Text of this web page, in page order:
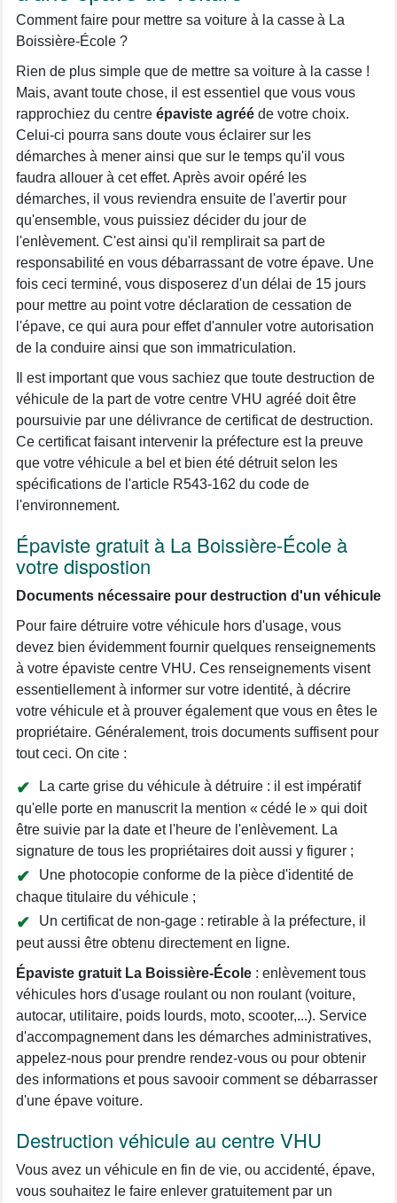
Comment faire pour mettre sa voiture à la casse à La
Boissière-École ?
Rien de plus simple que de mettre sa voiture à la casse !
Mais, avant toute chose, il est essentiel que vous vous
rapprochiez du centre épaviste agréé de votre choix.
Celui-ci pourra sans doute vous éclairer sur les
démarches à mener ainsi que sur le temps qu'il vous
faudra allouer à cet effet. Après avoir opéré les
démarches, il vous reviendra ensuite de l'avertir pour
qu'ensemble, vous puissiez décider du jour de
l'enlèvement. C'est ainsi qu'il remplirait sa part de
responsabilité en vous débarrassant de votre épave. Une
fois ceci terminé, vous disposerez d'un délai de 15 jours
pour mettre au point votre déclaration de cessation de
l'épave, ce qui aura pour effet d'annuler votre autorisation
de la conduire ainsi que son immatriculation.
Il est important que vous sachiez que toute destruction de
véhicule de la part de votre centre VHU agréé doit être
poursuivie par une délivrance de certificat de destruction.
Ce certificat faisant intervenir la préfecture est la preuve
que votre véhicule a bel et bien été détruit selon les
spécifications de l'article R543-162 du code de
l'environnement.
Épaviste gratuit à La Boissière-École à
votre dispostion
Documents nécessaire pour destruction d'un véhicule
Pour faire détruire votre véhicule hors d'usage, vous
devez bien évidemment fournir quelques renseignements
à votre épaviste centre VHU. Ces renseignements visent
essentiellement à informer sur votre identité, à décrire
votre véhicule et à prouver également que vous en êtes le
propriétaire. Généralement, trois documents suffisent pour
tout ceci. On cite :
La carte grise du véhicule à détruire : il est impératif
qu'elle porte en manuscrit la mention « cédé le » qui doit
être suivie par la date et l'heure de l'enlèvement. La
signature de tous les propriétaires doit aussi y figurer ;
Une photocopie conforme de la pièce d'identité de
chaque titulaire du véhicule ;
Un certificat de non-gage : retirable à la préfecture, il
peut aussi être obtenu directement en ligne.
Épaviste gratuit La Boissière-École : enlèvement tous
véhicules hors d'usage roulant ou non roulant (voiture,
autocar, utilitaire, poids lourds, moto, scooter,...). Service
d'accompagnement dans les démarches administratives,
appelez-nous pour prendre rendez-vous ou pour obtenir
des informations et pous savooir comment se débarrasser
d'une épave voiture.
Destruction véhicule au centre VHU
Vous avez un véhicule en fin de vie, ou accidenté, épave,
vous souhaitez le faire enlever gratuitement par un